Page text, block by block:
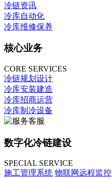
冷链资讯
冷库自动化
冷库维修保养
核心业务
CORE SERVICES
冷链规划设计
冷库安装建造
冷库招商运营
冷库制冷设备
数字化冷链建设
SPECIAL SERVICE
施工管理系统 物联网远程监控